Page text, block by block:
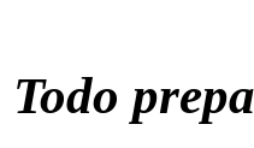
Todo